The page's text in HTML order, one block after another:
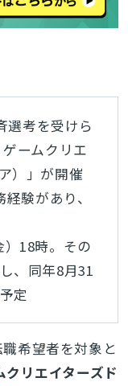
選考を受けら
ームクリエ
）」が開催
験があり、
18時。その
、同年8月31
定
希望者を対象と
リエイターズド